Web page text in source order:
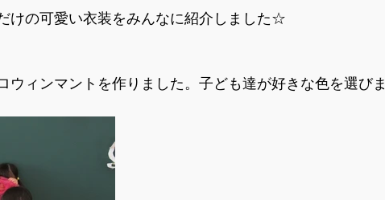
けの可愛い衣装をみんなに紹介しました☆
ウィンマントを作りました。子ども達が好きな色を選びま